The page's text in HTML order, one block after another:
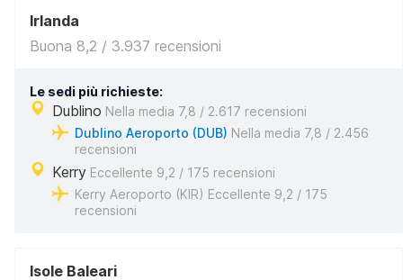
Irlanda
Buona 8,2 / 3.937 recensioni
Le sedi più richieste:
Dublino Nella media 7,8 / 2.617 recensioni
Dublino Aeroporto (DUB) Nella media 7,8 / 2.456
recensioni
Kerry Eccellente 9,2 / 175 recensioni
Kerry Aeroporto (KIR) Eccellente 9,2 / 175
recensioni
Isole Baleari